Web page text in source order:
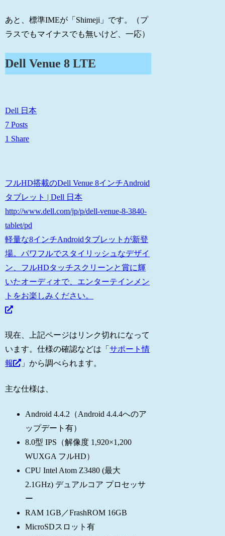
あと、標準IMEが「Shimeji」です。（プ
ラスでもマイナスでも無いけど、一応）
Dell Venue 8 LTE
Dell 日本
7 Posts
1 Share
フルHD搭載のDell Venue 8インチAndroid
タブレット | Dell 日本
http://www.dell.com/jp/p/dell-venue-8-3840-
tablet/pd
軽量な8インチAndroidタブレットが新登
場。パワフルでスタイリッシュなデザイ
ン、フルHDタッチスクリーンと賞に輝
いたオーディオで、エンターテインメン
トをお楽しみください。
現在、上記ページはリンク切れになって
います。仕様の確認などは「サポート情
報
」から調べられます。
主な仕様は、
Android 4.4.2（Android 4.4.4へのア
ップデート有）
8.0型 IPS（解像度 1,920×1,200
WUXGA フルHD）
CPU Intel Atom Z3480 (最大
2.1GHz) デュアルコア プロセッサ
ー
RAM 1GB／FrashROM 16GB
MicroSDスロット有